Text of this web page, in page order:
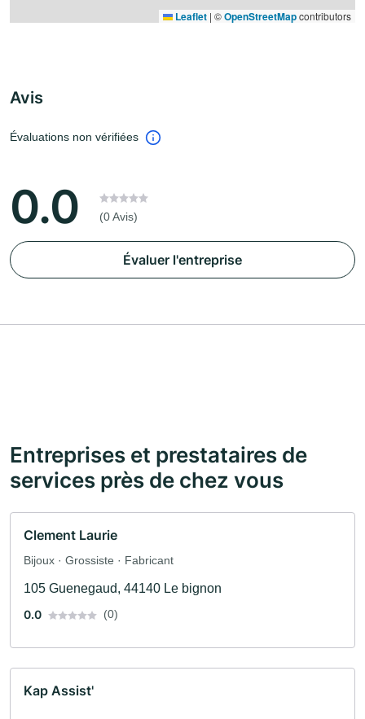
Leaflet | ©OpenStreetMapcontributors
Avis
Évaluations non vérifiées
0.0 (0 Avis)
Évaluer l'entreprise
Entreprises et prestataires de
services près de chez vous
Clement Laurie
Bijoux · Grossiste · Fabricant
105 Guenegaud, 44140 Le bignon
0.0
(0)
Kap Assist'